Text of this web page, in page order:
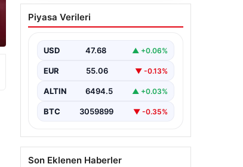
‘Yeraltı’ dizisinde şok
olay! Babası suç
‘Kızımla reşit olmadığı
halde…’
Piyasa Verileri
USD 47.68 ▲ +0.06%
EUR 55.06 ▼ -0.13%
ALTIN 6494.5 ▲ +0.03%
BTC 3059899 ▼ -0.35%
Son Eklenen Haberler